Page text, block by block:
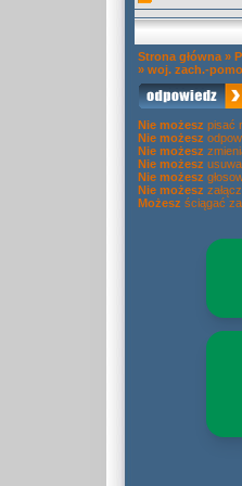
Strona główna »
» woj. zach.-
Nie możesz pisać
Nie możesz
Nie możesz
Nie możesz
Nie możesz
Nie możesz
Możesz ściągać